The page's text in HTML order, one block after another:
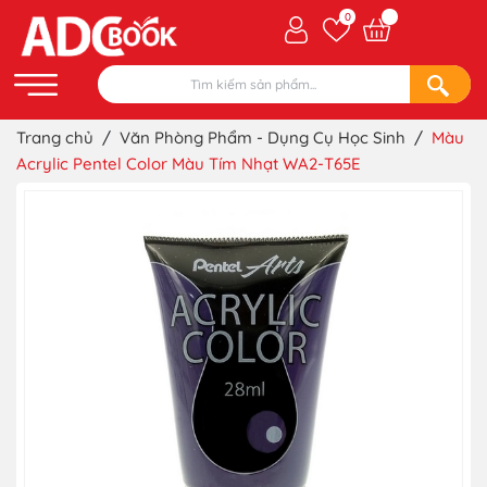
0
Trang chủ / Văn Phòng Phẩm - Dụng Cụ Học Sinh / Màu
Acrylic Pentel Color Màu Tím Nhạt WA2-T65E